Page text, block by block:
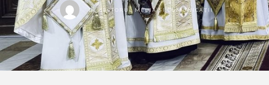
DE SECTORUL MEDIA ȘI COMUNICAȚII